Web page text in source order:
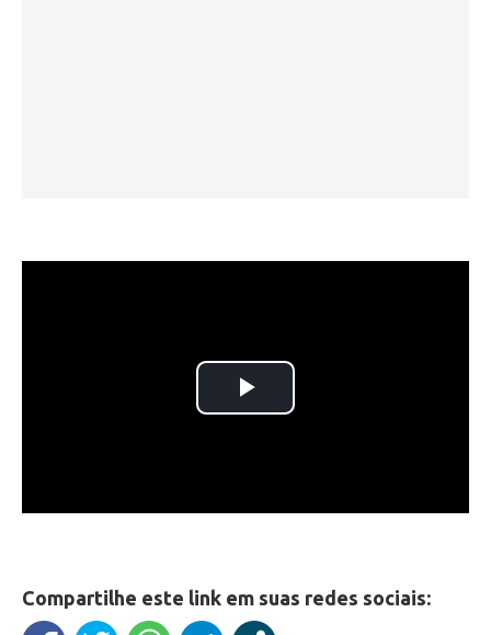
Compartilhe este link em suas redes sociais: